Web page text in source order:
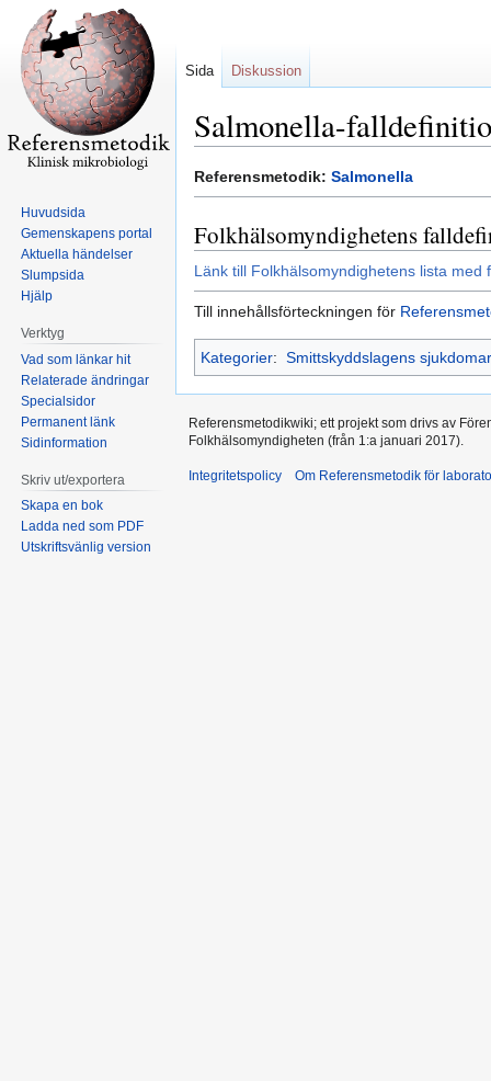
Salmonella-
Hoppa
till
navigering
Hoppa
till
sök
Referensmetodik: Salmonella
Folkhälsomyndighetens
Länk till Folkhälsomyndighetens lista
Till innehållsförteckningen för
Kategorier: Smittskyddslagens sjukdomar
Sida Diskussion
Huvudsida
Gemenskapens portal
Aktuella händelser
Slumpsida
Hjälp
Verktyg
Vad som länkar hit
Relaterade ändringar
Specialsidor
Permanent länk
Sidinformation
Skriv ut/exportera
Skapa en bok
Ladda ned som PDF
Utskriftsvänlig version
Referensmetodikwiki; ett projekt som drivs av
Folkhälsomyndigheten (från 1:a januari 2017).
Integritetspolicy Om Referensmetodik för